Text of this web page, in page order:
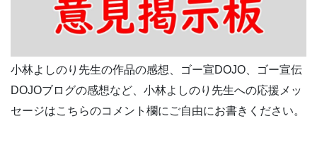
小林よしのり先生の作品の感想、ゴー宣DOJO、ゴー宣伝
DOJOブログの感想など、小林よしのり先生への応援メッ
セージはこちらのコメント欄にご自由にお書きください。